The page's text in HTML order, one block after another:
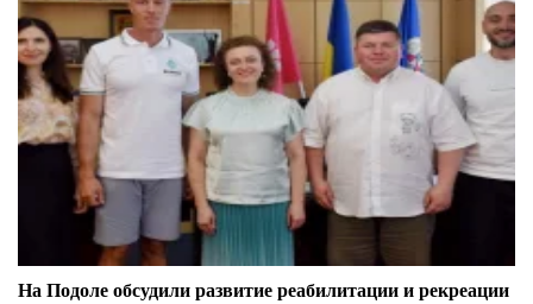
На Подоле обсудили развитие реабилитации и рекреации